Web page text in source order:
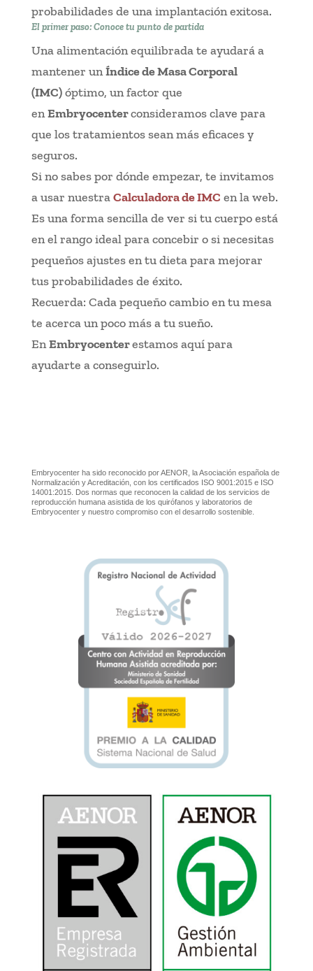
probabilidades de una implantación exitosa.
El primer paso: Conoce tu punto de partida
Una alimentación equilibrada te ayudará a
mantener unÍndice de Masa Corporal
(IMC)óptimo, un factor que
enEmbryocenterconsideramos clave para
que los tratamientos sean más eficaces y
seguros.
Si no sabes por dónde empezar, te invitamos
a usar nuestraCalculadora de IMC en la web.
Es una forma sencilla de ver si tu cuerpo está
en el rango ideal para concebir o si necesitas
pequeños ajustes en tu dieta para mejorar
tus probabilidades de éxito.
Recuerda: Cada pequeño cambio en tu mesa
te acerca un poco más a tu sueño.
EnEmbryocenterestamos aquí para
ayudarte a conseguirlo.
Embryocenter ha sido reconocido por AENOR, la Asociación española de
Normalización y Acreditación, con los certificados ISO 9001:2015 e ISO
14001:2015. Dos normas que reconocen la calidad de los servicios de
reproducción humana asistida de los quirófanos y laboratorios de
Embryocenter y nuestro compromiso con el desarrollo sostenible.